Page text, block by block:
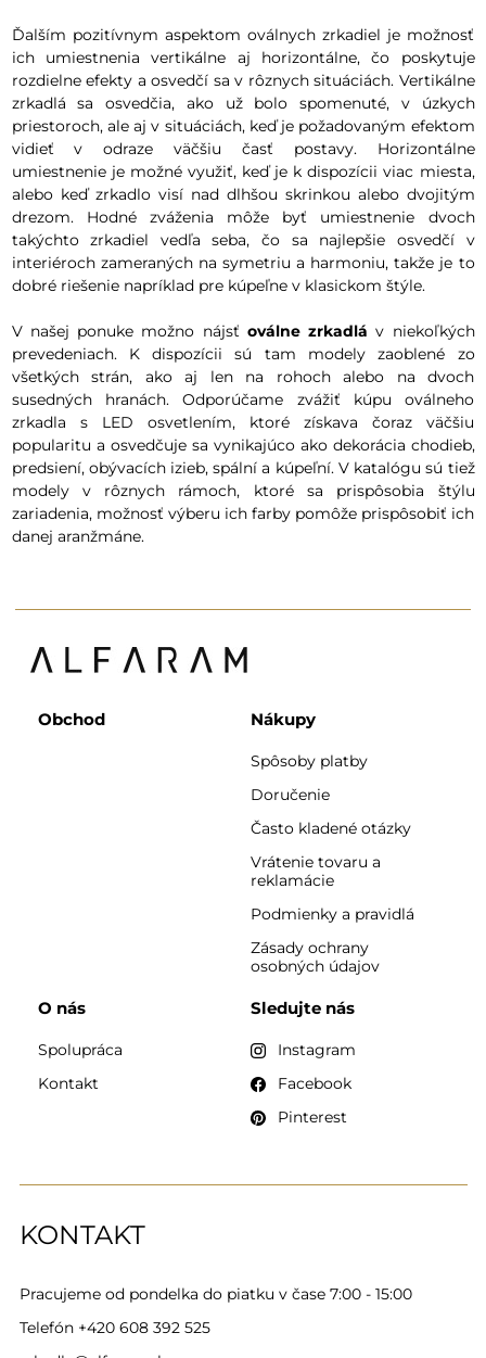
Ďalším pozitívnym aspektom oválnych zrkadiel je možnosť
ich umiestnenia vertikálne aj horizontálne, čo poskytuje
rozdielne efekty a osvedčí sa v rôznych situáciách. Vertikálne
zrkadlá sa osvedčia, ako už bolo spomenuté, v úzkych
priestoroch, ale aj v situáciách, keď je požadovaným efektom
vidieť v odraze väčšiu časť postavy. Horizontálne
umiestnenie je možné využiť, keď je k dispozícii viac miesta,
alebo keď zrkadlo visí nad dlhšou skrinkou alebo dvojitým
drezom. Hodné zváženia môže byť umiestnenie dvoch
takýchto zrkadiel vedľa seba, čo sa najlepšie osvedčí v
interiéroch zameraných na symetriu a harmoniu, takže je to
dobré riešenie napríklad pre kúpeľne v klasickom štýle.
V našej ponuke možno nájsť oválne zrkadlá v niekoľkých
prevedeniach. K dispozícii sú tam modely zaoblené zo
všetkých strán, ako aj len na rohoch alebo na dvoch
susedných hranách. Odporúčame zvážiť kúpu oválneho
zrkadla s LED osvetlením, ktoré získava čoraz väčšiu
popularitu a osvedčuje sa vynikajúco ako dekorácia chodieb,
predsiení, obývacích izieb, spální a kúpeľní. V katalógu sú tiež
modely v rôznych rámoch, ktoré sa prispôsobia štýlu
zariadenia, možnosť výberu ich farby pomôže prispôsobiť ich
danej aranžmáne.
KONTAKT
Pracujeme od pondelka do piatku v čase 7:00 - 15:00
Telefón +420 608 392 525
Obchod Nákupy
Spôsoby platby
Doručenie
Často kladené otázky
Vrátenie tovaru a
reklamácie
Podmienky a pravidlá
Zásady ochrany
osobných údajov
O nás
Spolupráca
Kontakt
Sledujte nás
Instagram
Facebook
Pinterest